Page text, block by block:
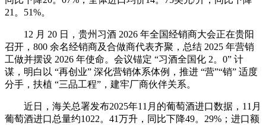
21。51%。
12 月 20 日，贵州习酒 2026 年全国经销商大会正在贵阳
召开，800 余名经销商及合做商代表齐聚，总结 2025 年营销
工做并摆设 2026 年使命。会议锚定 “习酒全国化 2。0” 计
谋，明白以 “再创业” 深化营销体系体例，推进 “营”“销” 适度
分手，扶植 “三品工程”，建牢厂商伙伴关系。
近日，海关总署发布2025年11月的葡萄酒进口数据，11月
葡萄酒进口总量约1022。41万升，同比下降49。29%；进口额